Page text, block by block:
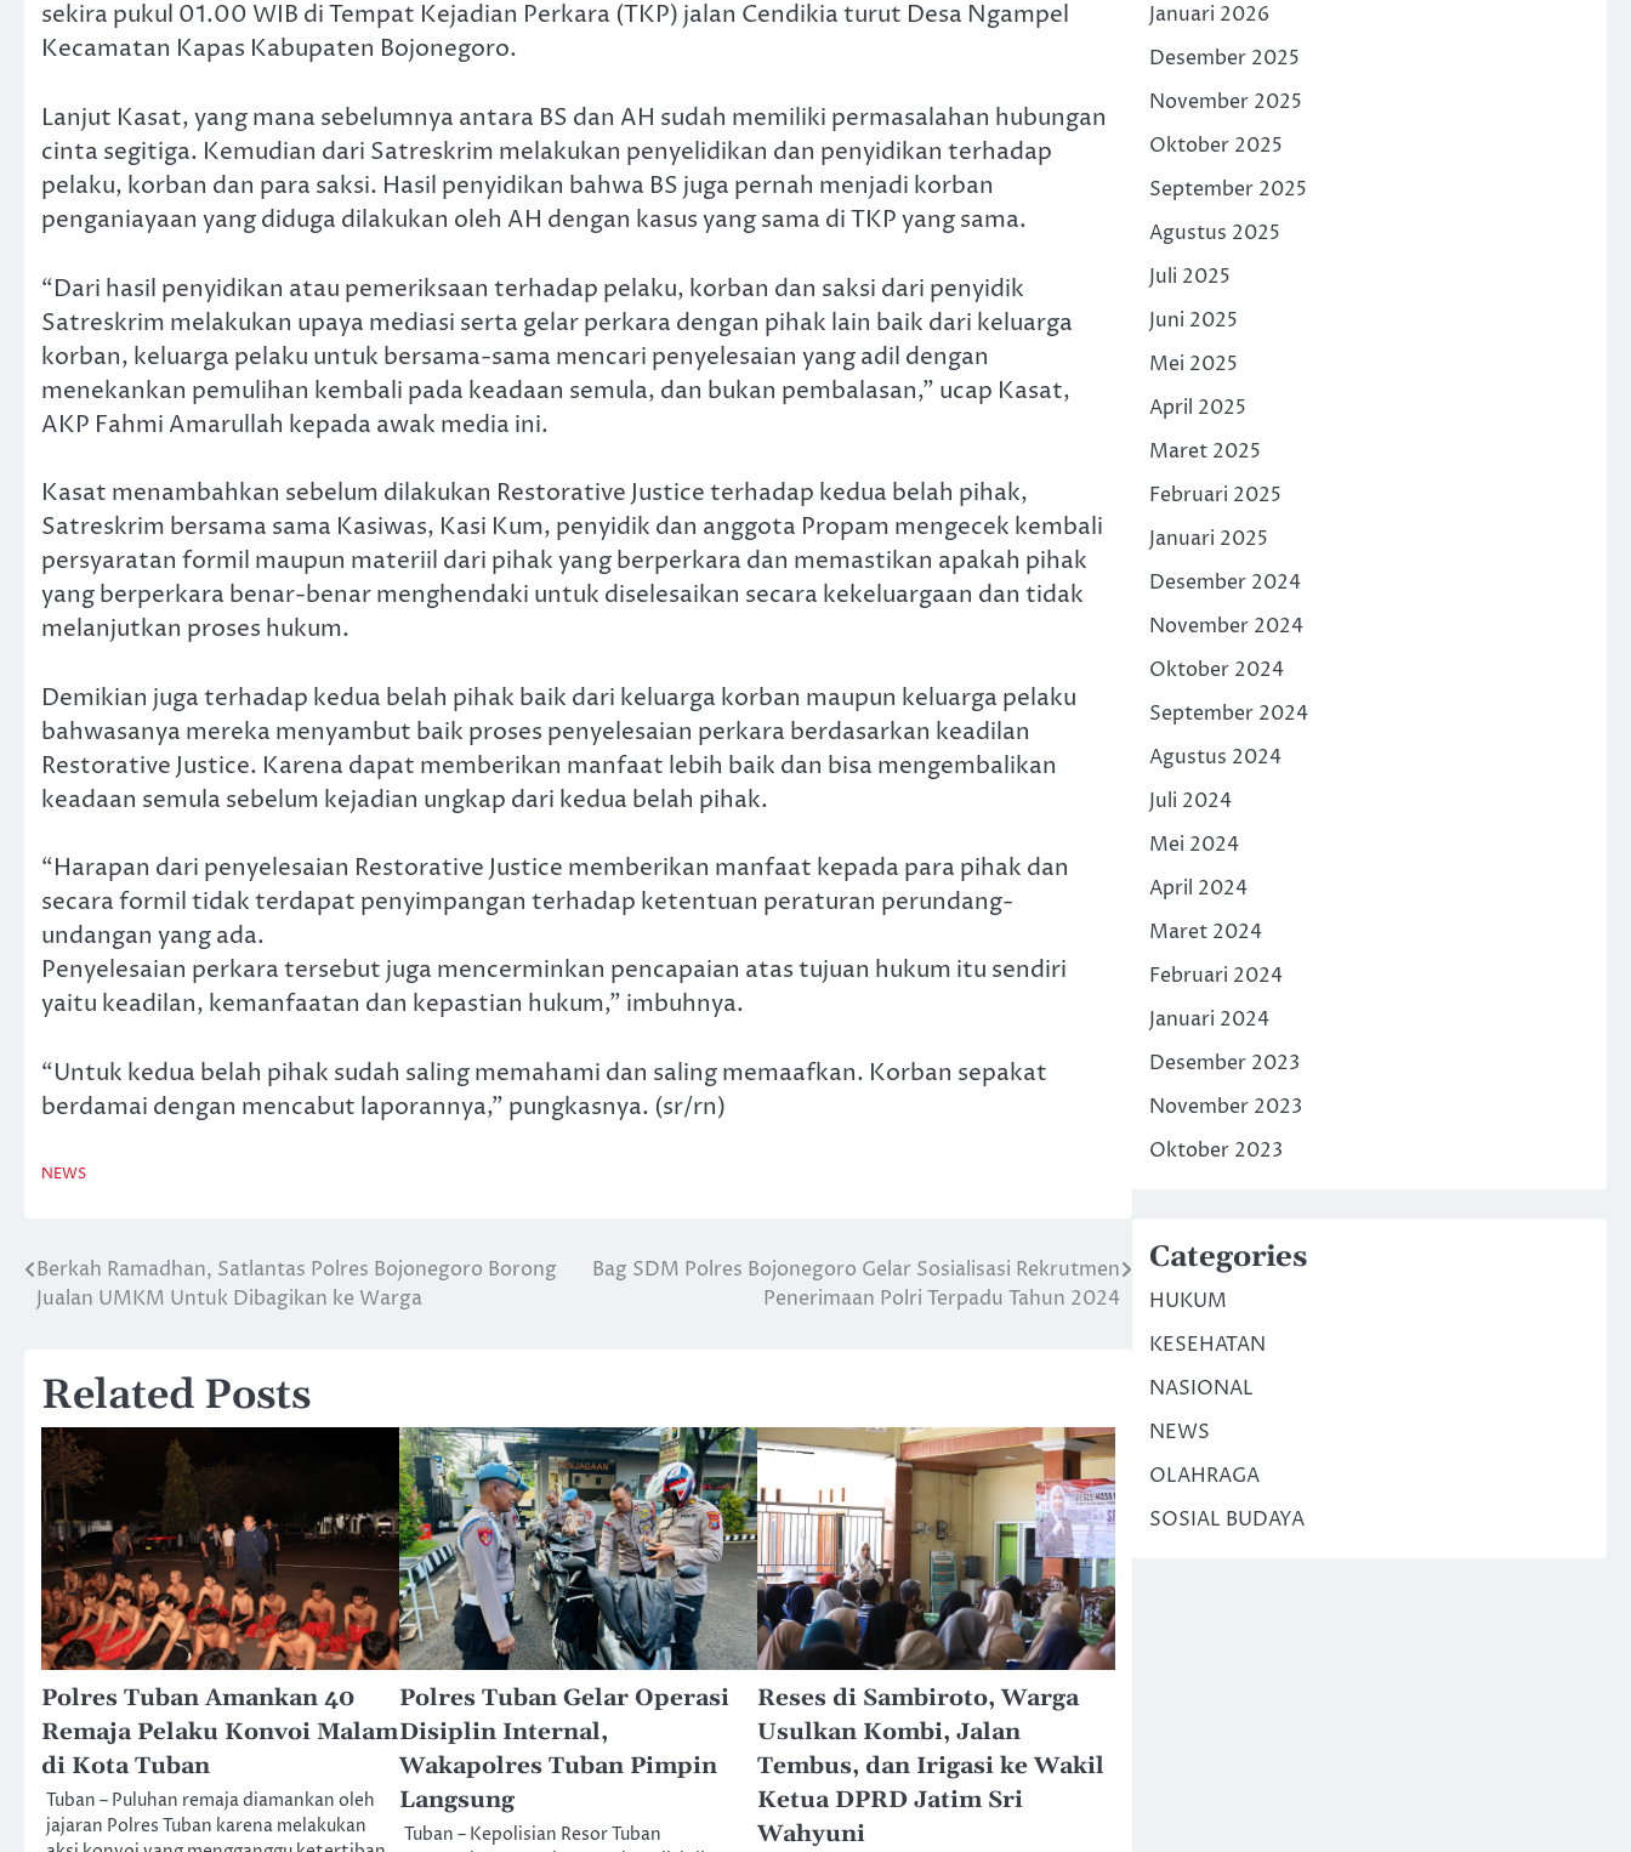
sekira pukul 01.00 WIB di Tempat Kejadian Perkara (TKP) jalan Cendikia turut Desa Ngampel
Kecamatan Kapas Kabupaten Bojonegoro.
Lanjut Kasat, yang mana sebelumnya antara BS dan AH sudah memiliki permasalahan hubungan
cinta segitiga. Kemudian dari Satreskrim melakukan penyelidikan dan penyidikan terhadap
pelaku, korban dan para saksi. Hasil penyidikan bahwa BS juga pernah menjadi korban
penganiayaan yang diduga dilakukan oleh AH dengan kasus yang sama di TKP yang sama.
“Dari hasil penyidikan atau pemeriksaan terhadap pelaku, korban dan saksi dari penyidik
Satreskrim melakukan upaya mediasi serta gelar perkara dengan pihak lain baik dari keluarga
korban, keluarga pelaku untuk bersama-sama mencari penyelesaian yang adil dengan
menekankan pemulihan kembali pada keadaan semula, dan bukan pembalasan,” ucap Kasat,
AKP Fahmi Amarullah kepada awak media ini.
Kasat menambahkan sebelum dilakukan Restorative Justice terhadap kedua belah pihak,
Satreskrim bersama sama Kasiwas, Kasi Kum, penyidik dan anggota Propam mengecek kembali
persyaratan formil maupun materiil dari pihak yang berperkara dan memastikan apakah pihak
yang berperkara benar-benar menghendaki untuk diselesaikan secara kekeluargaan dan tidak
melanjutkan proses hukum.
Demikian juga terhadap kedua belah pihak baik dari keluarga korban maupun keluarga pelaku
bahwasanya mereka menyambut baik proses penyelesaian perkara berdasarkan keadilan
Restorative Justice. Karena dapat memberikan manfaat lebih baik dan bisa mengembalikan
keadaan semula sebelum kejadian ungkap dari kedua belah pihak.
“Harapan dari penyelesaian Restorative Justice memberikan manfaat kepada para pihak dan
secara formil tidak terdapat penyimpangan terhadap ketentuan peraturan perundang-
undangan yang ada.
Penyelesaian perkara tersebut juga mencerminkan pencapaian atas tujuan hukum itu sendiri
yaitu keadilan, kemanfaatan dan kepastian hukum,” imbuhnya.
“Untuk kedua belah pihak sudah saling memahami dan saling memaafkan. Korban sepakat
berdamai dengan mencabut laporannya,” pungkasnya. (sr/rn)
NEWS
Navigasi
pos
Berkah Ramadhan, Satlantas Polres Bojonegoro Borong
Jualan UMKM Untuk Dibagikan ke Warga
Bag SDM Polres Bojonegoro Gelar Sosialisasi Rekrutmen
Penerimaan Polri Terpadu Tahun 2024
Related Posts
Polres Tuban Amankan 40
Remaja Pelaku Konvoi Malam
di Kota Tuban
Tuban – Puluhan remaja diamankan oleh
jajaran Polres Tuban karena melakukan
Polres Tuban Gelar Operasi
Disiplin Internal,
Wakapolres Tuban Pimpin
Langsung
Tuban – Kepolisian Resor Tuban
Reses di Sambiroto, Warga
Usulkan Kombi, Jalan
Tembus, dan Irigasi ke Wakil
Ketua DPRD Jatim Sri
Wahyuni
Januari 2026
Desember 2025
November 2025
Oktober 2025
September 2025
Agustus 2025
Juli 2025
Juni 2025
Mei 2025
April 2025
Maret 2025
Februari 2025
Januari 2025
Desember 2024
November 2024
Oktober 2024
September 2024
Agustus 2024
Juli 2024
Mei 2024
April 2024
Maret 2024
Februari 2024
Januari 2024
Desember 2023
November 2023
Oktober 2023
Categories
HUKUM
KESEHATAN
NASIONAL
NEWS
OLAHRAGA
SOSIAL BUDAYA